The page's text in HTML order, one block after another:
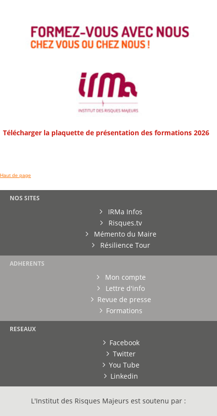
Télécharger la plaquette de présentation des formations 2026
Haut de page
NOS SITES
IRMa Infos
Risques.tv
Mémento du Maire
Résilience Tour
ADHERENTS
Mon compte
Lettre d'info
Revue de presse
Formations
RESEAUX
Facebook
Twitter
You Tube
Linkedin
L'Institut des Risques Majeurs est soutenu par :